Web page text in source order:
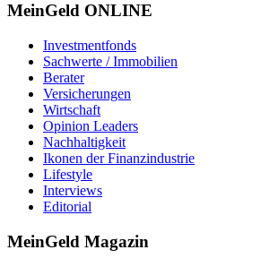
MeinGeld ONLINE
Investmentfonds
Sachwerte / Immobilien
Berater
Versicherungen
Wirtschaft
Opinion Leaders
Nachhaltigkeit
Ikonen der Finanzindustrie
Lifestyle
Interviews
Editorial
MeinGeld Magazin